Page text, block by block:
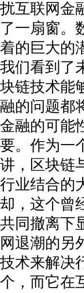
扰互联网金
了一扇窗。
着的巨大的
我们看到了
块链技术能
融的问题都
金融的可能
要。作为一
讲，区块链
行业结合的
却，这个曾
共同撤离下
网退潮的另
技术来解决
个，而它在